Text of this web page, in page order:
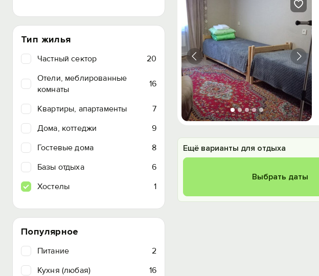
Тип жилья
Частный сектор
20
Отели, меблированные
комнаты
16
Квартиры, апартаменты
7
Дома, коттеджи
9
Гостевые дома
8
Базы отдыха
6
Хостелы
1
Популярное
Питание
2
Кухня (любая)
16
Ещё варианты для отдыха
Выбрать даты